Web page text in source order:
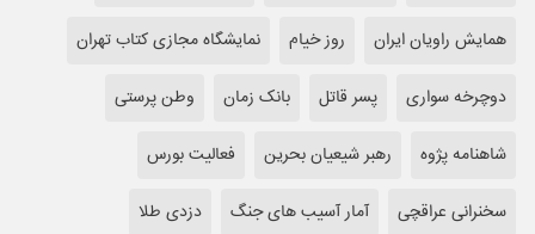
همایش راویان ایران
روز خیام
نمایشگاه مجازی کتاب تهران
دوچرخه سواری
پسر قاتل بانک زمان
وطن پرستی
شاهنامه پژوه
رهبر شیعیان بحرین
فعالیت بورس
سخنرانی عراقچی
آمار آسیب های جنگ
دزدی طلا